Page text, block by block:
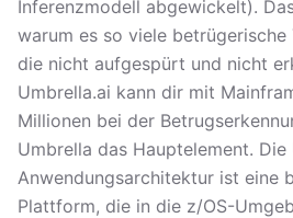
Inferenzmodell abgewickelt).
warum es so viele
die nicht aufgespürt und nicht
Umbrella.ai kann dir mit
Millionen bei der
Umbrella das Hauptelement. Die
Anwendungsarchitektur ist eine
Plattform, die in die z/OS-